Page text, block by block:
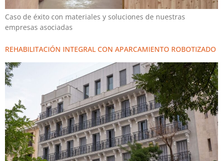
Caso de éxito con materiales y soluciones de nuestras
empresas asociadas
REHABILITACIÓN INTEGRAL CON APARCAMIENTO ROBOTIZADO